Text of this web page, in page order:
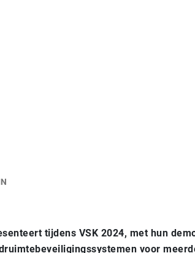
tijdens VSK 2024, met hun
voor